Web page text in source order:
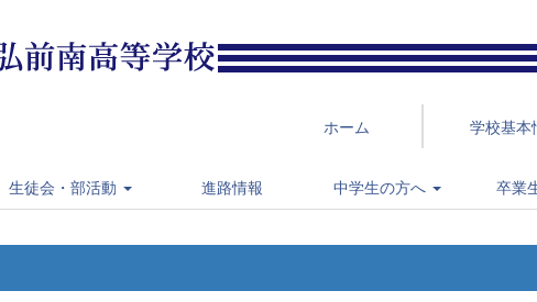
ホーム 学校基本
生徒会・部活動 進路情報 中学生の方へ 卒業